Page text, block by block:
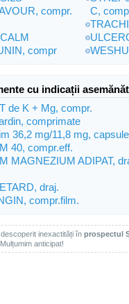
compr.
C,
compr
cu indicații
de K + Mg, compr.
comprimate
36,2 mg/11,8 mg, capsule
40, compr.eff.
MAGNEZIUM ADIPAT,
draj.
compr.film.
descoperit inexactități înprospectul
. Mulțumim anticipat!